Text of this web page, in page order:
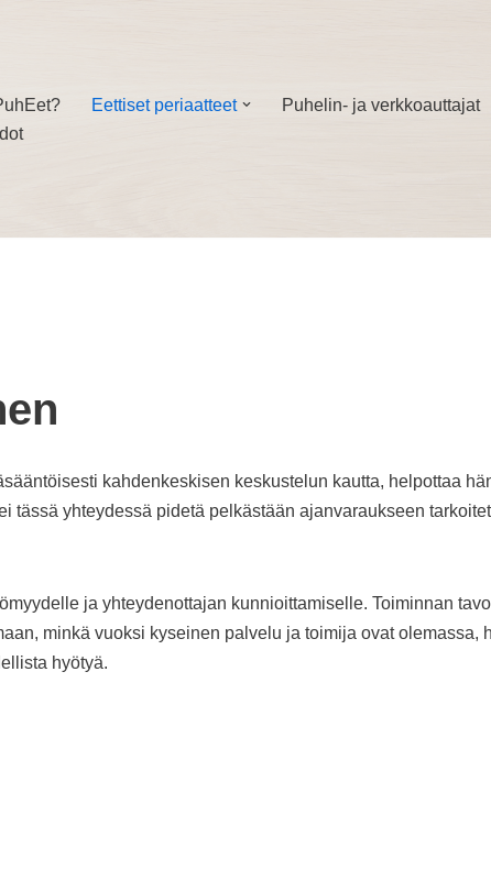
Eettiset periaatteet Puhelin- ja verkkoauttajat
kahdenkeskisen keskustelun kautta, helpottaa
tässä yhteydessä pidetä pelkästään ajanvaraukseen
ja yhteydenottajan kunnioittamiselle. Toiminnan
minkä vuoksi kyseinen palvelu ja toimija ovat olemassa,
hyötyä.